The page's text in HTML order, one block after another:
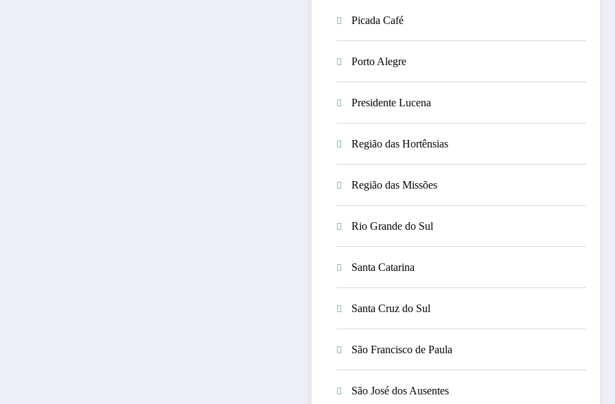
Picada Café
Porto Alegre
Presidente Lucena
Região das Hortênsias
Região das Missões
Rio Grande do Sul
Santa Catarina
Santa Cruz do Sul
São Francisco de Paula
São José dos Ausentes